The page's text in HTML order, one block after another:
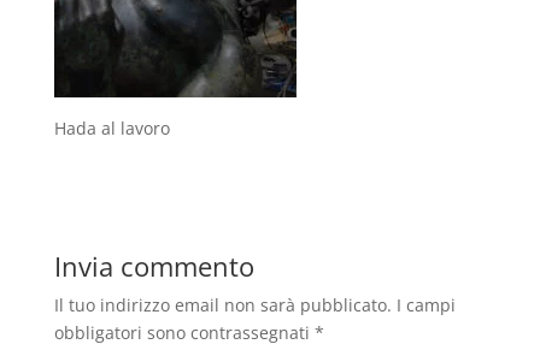
Hada al lavoro
Invia commento
Il tuo indirizzo email non sarà pubblicato. I campi
obbligatori sono contrassegnati *